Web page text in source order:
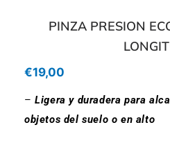
PINZA PRESION
€19,00
–Ligera y duradera para
objetos del suelo o en alto